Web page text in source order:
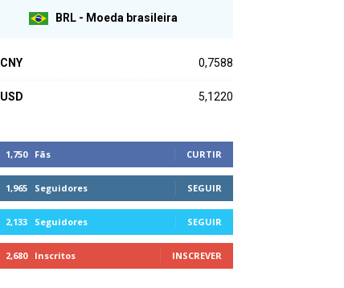
BRL - Moeda brasileira
CNY 0,7588
USD 5,1220
1,750 Fãs CURTIR
1,965 Seguidores SEGUIR
2,133 Seguidores SEGUIR
2,680 Inscritos INSCREVER